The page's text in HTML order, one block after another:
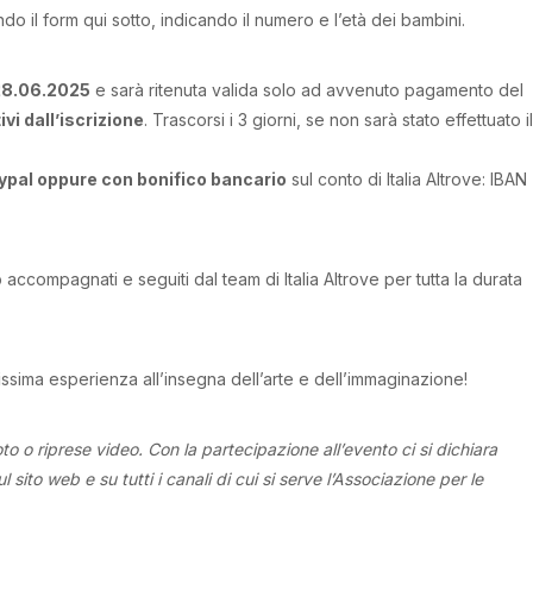
il form qui sotto, indicando il numero e l’età dei bambini.
e sarà ritenuta valida solo ad avvenuto pagamento del
dall’iscrizione. Trascorsi i 3 giorni, se non sarà stato effettuato il
oppure con bonifico bancario sul conto di Italia Altrove: IBAN
e seguiti dal team di Italia Altrove per tutta la durata
esperienza all’insegna dell’arte e dell’immaginazione!
o riprese video. Con la partecipazione all’evento ci si dichiara
sito web e su tutti i canali di cui si serve l’Associazione per le